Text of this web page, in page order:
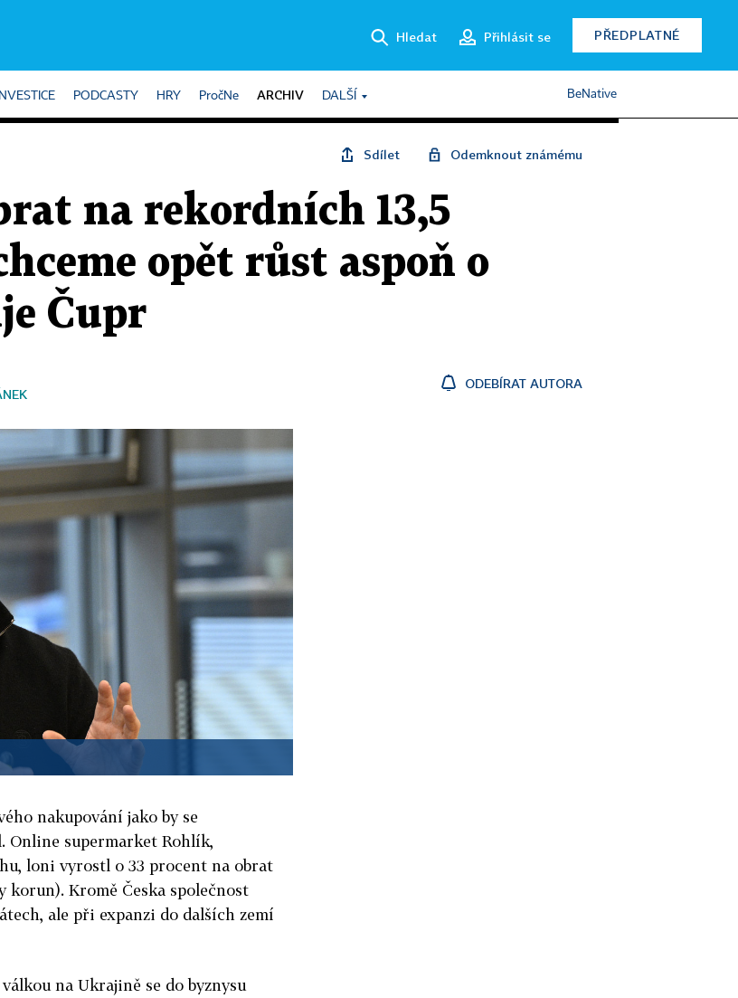
Hledat Přihlásit se PŘEDPLATNÉ
INVESTICE PODCASTY HRY PročNe ARCHIV DALŠÍ BeNative
Sdílet Odemknout známému
na rekordních 13,5
opět růst aspoň o
Čupr
ODEBÍRAT AUTORA
nakupování jako by se
Online supermarket Rohlík,
loni vyrostl o 33 procent na obrat
korun). Kromě Česka společnost
ale při expanzi do dalších zemí
na Ukrajině se do byznysu